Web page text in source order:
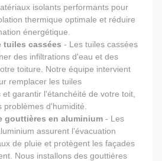
isolants performants pour
thermique optimale et réduire
énergétique.
tuiles cassées - Les tuiles cassées
des infiltrations d'eau et des
toiture. Notre équipe intervient
remplacer les tuiles
garantir l'étanchéité de votre toit,
problèmes d'humidité.
gouttières en aluminium - Les
assurent l'évacuation
de pluie et protègent les façades
Nous installons des gouttières